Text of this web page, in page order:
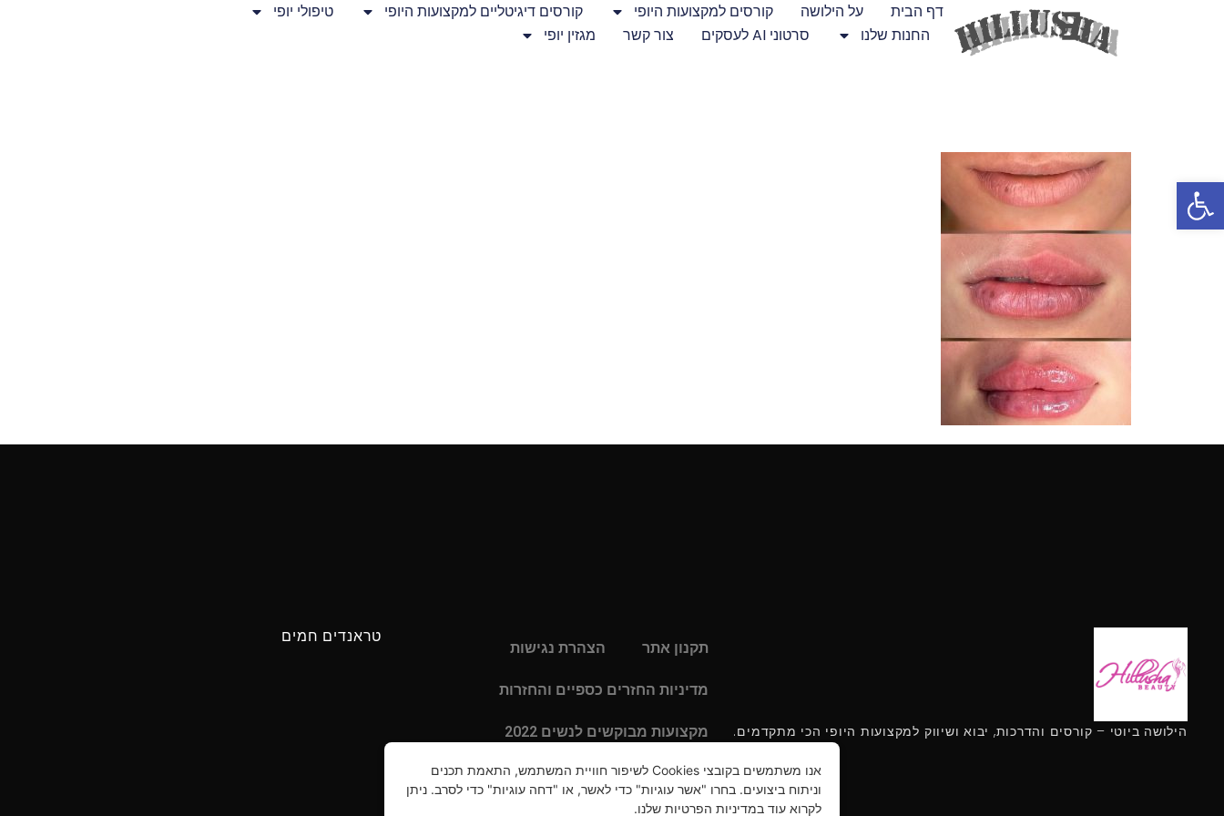
פתח סרגל נגישות
אנו משתמשים בקובצי Cookies לשיפור חוויית המשתמש, התאמת תכנים
וניתוח ביצועים. בחרו "אשר עוגיות" כדי לאשר, או "דחה עוגיות" כדי לסרב. ניתן
לקרוא עוד במדיניות הפרטיות שלנו.
דף הבית על הילושה קורסים למקצועות היופי קורסים דיגיטליים למקצועות היופי
טיפולי יופי
החנות שלנו
סרטוני AI לעסקים צור קשר מגזין יופי
הילושה ביוטי – קורסים והדרכות, יבוא ושיווק למקצועות היופי הכי מתקדמים.
תקנון אתר הצהרת נגישות
מדיניות החזרים כספיים והחזרות
מקצועות מבוקשים לנשים 2022
מדיניות פרטיות
טראנדים חמים